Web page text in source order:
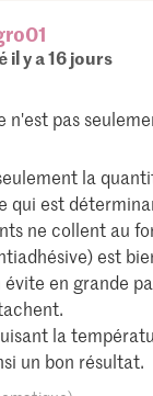
il y a 16 jours
n'est pas
la
qui est
ne collent au
est
évite en grande
la
un bon résultat.